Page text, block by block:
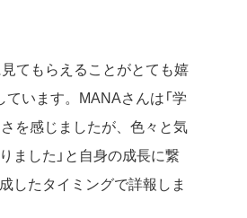
てもらえることがとても嬉
います。MANAさんは「学
を感じましたが、色々と気
ました」と自身の成長に繋
したタイミングで詳報しま